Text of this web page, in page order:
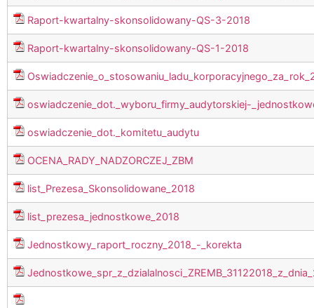
Raport-kwartalny-skonsolidowany-QS-3-2018
Raport-kwartalny-skonsolidowany-QS-1-2018
oswiadczenie_dot._wyboru_firmy_audytorskiej-
oswiadczenie_dot._komitetu_audytu
OCENA_RADY_NADZORCZEJ_ZBM
list_Prezesa_Skonsolidowane_2018
list_prezesa_jednostkowe_2018
Jednostkowy_raport_roczny_2018_-_korekta